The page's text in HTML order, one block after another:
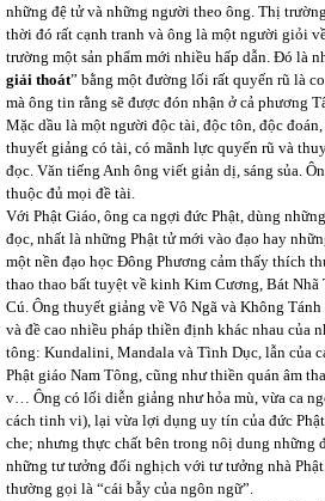
những đệ tử và những người theo ông. Thị
thời đó rất cạnh tranh và ông là một người giỏi
trường một sản phẩm mới nhiều hấp dẫn. Đó là
giải thoát” bằng một đường lối rất quyến rũ là
mà ông tin rằng sẽ được đón nhận ở cả phương
Mặc dầu là một người độc tài, độc tôn, độc
thuyết giảng có tài, có mãnh lực quyến rũ và
đọc. Văn tiếng Anh ông viết giản dị, sáng sủa.
thuộc đủ mọi đề tài.
Với Phật Giáo, ông ca ngợi đức Phật, dùng
đọc, nhất là những Phật tử mới vào đạo hay
một nền đạo học Đông Phương cảm thấy thích
thao thao bất tuyệt về kinh Kim Cương, Bát Nhã
Cú. Ông thuyết giảng về Vô Ngã và Không
và đề cao nhiều pháp thiền định khác nhau của
tông: Kundalini, Mandala và Tình Dục, lẫn của
Phật giáo Nam Tông, cũng như thiền quán âm
v… Ông có lối diễn giảng như hỏa mù, vừa ca
cách tinh vi), lại vừa lợi dụng uy tín của đức
che; nhưng thực chất bên trong nôị dung những
những tư tưởng đối nghịch với tư tưởng nhà
thường gọi là “cái bẫy của ngôn ngữ”.